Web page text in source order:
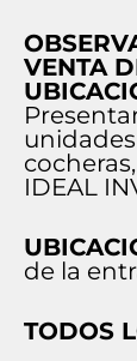
VENTA
IDEAL
de la
TODOS